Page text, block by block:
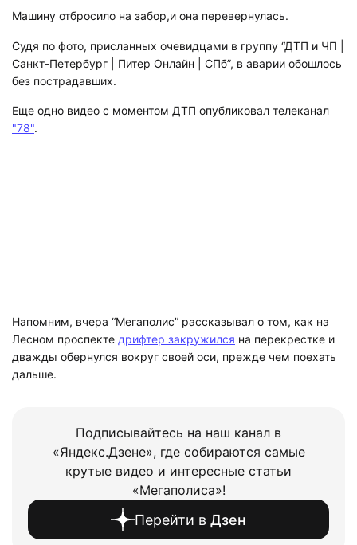
Машину отбросило на забор,и она перевернулась.
Судя по фото, присланных очевидцами в группу “ДТП и ЧП |
Санкт-Петербург | Питер Онлайн | СПб”, в аварии обошлось
без пострадавших.
Еще одно видео с моментом ДТП опубликовал телеканал
"78".
Напомним, вчера “Мегаполис” рассказывал о том, как на
Лесном проспекте дрифтер закружился на перекрестке и
дважды обернулся вокруг своей оси, прежде чем поехать
дальше.
Подписывайтесь на наш канал в
«Яндекс.Дзене», где собираются самые
крутые видео и интересные статьи
«Мегаполиса»!
Перейти в Дзен